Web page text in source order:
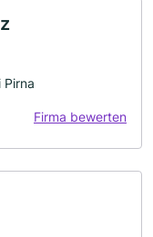
Firma bewerten